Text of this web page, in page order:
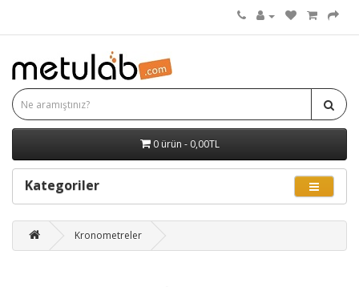
0 ürün - 0,00TL
Kategoriler
Kronometreler